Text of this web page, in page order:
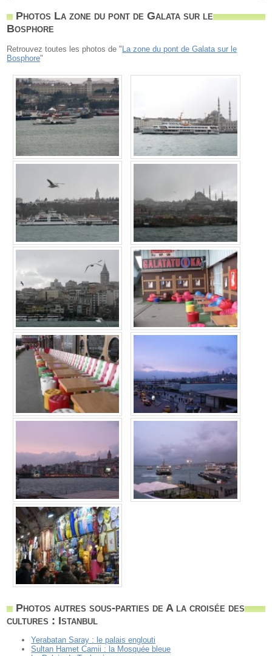
Photos La zone du pont de Galata sur le
Bosphore
Retrouvez toutes les photos de " La zone du pont de Galata sur le
Bosphore"
Photos autres sous-parties de A la croisée des
cultures : Istanbul
Yerabatan Saray : le palais englouti
Sultan Hamet Camii : la Mosquée bleue